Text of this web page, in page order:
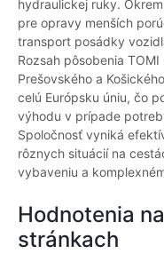
hydraulickej ruky.
pre opravy menších
transport posádky
Rozsah pôsobenia
Prešovského a
celú Európsku úniu, čo
výhodu v prípade
Spoločnosť vyniká
rôznych situácií na
vybaveniu a
Hodnotenia
stránkach